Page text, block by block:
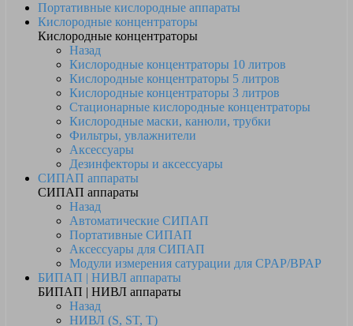
Портативные кислородные аппараты
Кислородные концентраторы
Кислородные концентраторы
Назад
Кислородные концентраторы 10 литров
Кислородные концентраторы 5 литров
Кислородные концентраторы 3 литров
Стационарные кислородные концентраторы
Кислородные маски, канюли, трубки
Фильтры, увлажнители
Аксессуары
Дезинфекторы и аксессуары
СИПАП аппараты
СИПАП аппараты
Назад
Автоматические СИПАП
Портативные СИПАП
Аксессуары для СИПАП
Модули измерения сатурации для CPAP/BPAP
БИПАП | НИВЛ аппараты
БИПАП | НИВЛ аппараты
Назад
НИВЛ (S, ST, T)